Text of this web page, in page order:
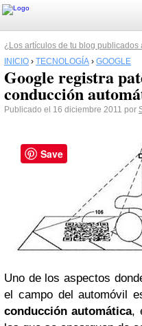
¿Los artículos de tu blog publicados
INICIO › TECNOLOGÍA › GOOGLE
Google registra
conducción
Publicado el 16 diciembre 2011 por
Uno de los aspectos
el campo del automóvil
conducción automática,
Save